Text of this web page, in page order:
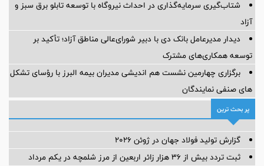
شتاب‌گیری سرمایه‌گذاری در احداث نیروگاه با توسعه تابلو برق سبز و
آزاد
دیدار مدیرعامل بانک دی با دبیر شورای‌عالی مناطق آزاد؛ تأکید بر
توسعه همکاری‌های مشترک
برگزاری چهارمین نشست هم اندیشی مدیران بیمه البرز با رؤسای تشکل
های صنفی نمایندگان
پر بحث ترین
گزارش تولید فولاد جهان در ژوئن ۲۰۲۶
ثبت تردد بیش از ۳۶ هزار زائر اربعین از مرز شلمچه در یکم مرداد